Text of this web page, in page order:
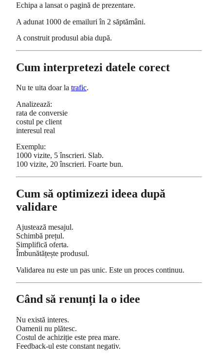
Echipa a lansat o pagină de prezentare.
A adunat 1000 de emailuri în 2 săptămâni.
A construit produsul abia după.
Cum interpretezi datele corect
Nu te uita doar la trafic.
Analizează:
rata de conversie
costul pe client
interesul real
Exemplu:
1000 vizite, 5 înscrieri. Slab.
100 vizite, 20 înscrieri. Foarte bun.
Cum să optimizezi ideea după
validare
Ajustează mesajul.
Schimbă prețul.
Simplifică oferta.
Îmbunătățește produsul.
Validarea nu este un pas unic. Este un proces continuu.
Când să renunți la o idee
Nu există interes.
Oamenii nu plătesc.
Costul de achiziție este prea mare.
Feedback-ul este constant negativ.